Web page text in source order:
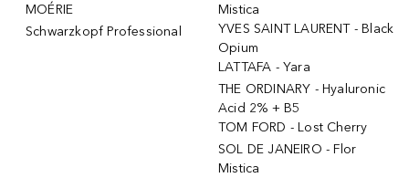
MOÉRIE
Schwarzkopf Professional
Mistica
YVES SAINT LAURENT - Black
Opium
LATTAFA - Yara
THE ORDINARY - Hyaluronic
Acid 2% + B5
TOM FORD - Lost Cherry
SOL DE JANEIRO - Flor
Mistica